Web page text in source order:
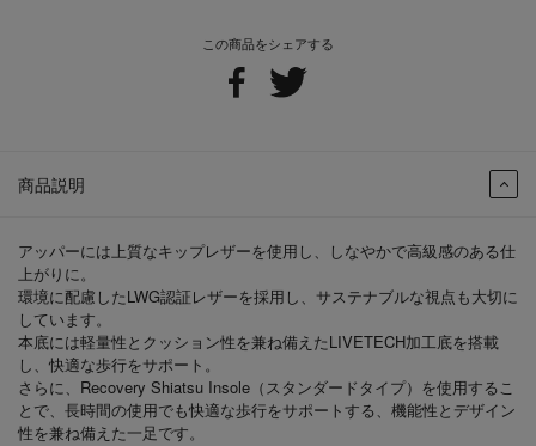
この商品をシェアする
商品説明
アッパーには上質なキップレザーを使用し、しなやかで高級感のある仕
上がりに。
環境に配慮したLWG認証レザーを採用し、サステナブルな視点も大切に
しています。
本底には軽量性とクッション性を兼ね備えたLIVETECH加工底を搭載
し、快適な歩行をサポート。
さらに、Recovery Shiatsu Insole（スタンダードタイプ）を使用するこ
とで、長時間の使用でも快適な歩行をサポートする、機能性とデザイン
性を兼ね備えた一足です。